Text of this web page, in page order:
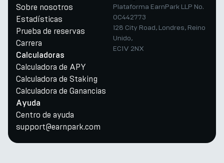
Sobre nosotros
Estadísticas
Prueba de reservas
Carrera
Calculadoras
Calculadora de APY
Calculadora de Staking
Calculadora de Ganancias
Ayuda
Centro de ayuda
support@earnpark.com
Plataforma EarnPark LLP No.
OC442773
128 City Road, Londres, Reino
Unido,
EC1V 2NX